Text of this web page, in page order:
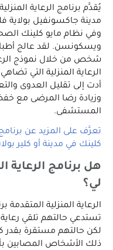
يُقدَّم برنامج الرعاية
مدينة جاكسونفيل بولاية
وفي نظام مايو كلينك
شخص من خلال نموذج
الرعاية المنزلية التي
أدت إلى تقليل العدوى
وزيادة رضا المرضى مع
المستشفى.
تعرَّف على المزيد عن برنامج
كلينك في مدينة أو كلير
هل برنامج الرعاية
لي؟
الرعاية المنزلية
تستدعي حالتهم تلقي
لكن حالتهم مستقرة بقدر
ذلك الأشخاص المصابين